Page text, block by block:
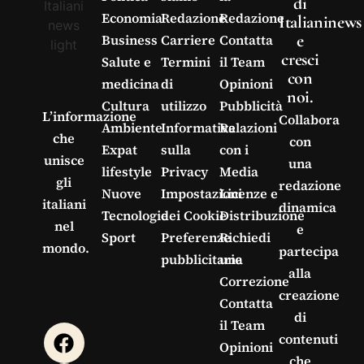
L’informazione
che
unisce
gli
italiani
nel
mondo.
Economia
Business
Salute e
medicina
Cultura
Ambiente
Expat
lifestyle
Nuove
Tecnologie
Sport
Redazione
Carriere
Termini
di
utilizzo
Informativa
sulla
Privacy
Impostazioni
dei Cookie
Preferenze
pubblicitarie
Redazione
Contatta
il Team
Opinioni
Pubblicità
Relazioni
con i
Media
Licenze e
Distribuzione
Richiedi
una
Correzione
Contatta
il Team
Opinioni
Italianinews
e
cresci
con
noi.
Collabora
con
una
redazione
dinamica
e
partecipa
alla
creazione
di
contenuti